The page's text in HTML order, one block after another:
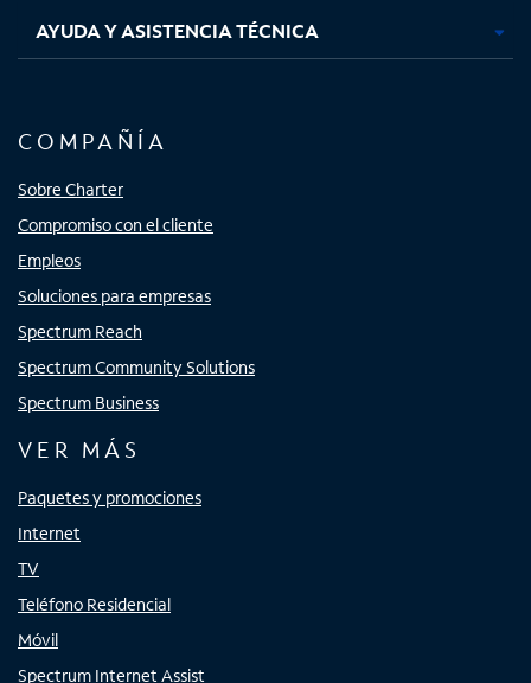
AYUDA Y ASISTENCIA TÉCNICA
COMPAÑÍA
Sobre Charter
Compromiso con el cliente
Empleos
Soluciones para empresas
Spectrum Reach
Spectrum Community Solutions
Spectrum Business
VER MÁS
Paquetes y promociones
Internet
TV
Teléfono Residencial
Móvil
Spectrum Internet Assist